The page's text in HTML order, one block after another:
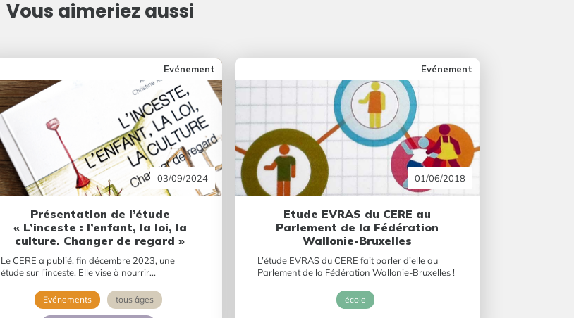
Vous aimeriez aussi
Evénement
03/09/2024
Présentation de l’étude
« L’inceste : l’enfant, la loi, la
culture. Changer de regard »
Le CERE a publié, fin décembre 2023, une
étude sur l’inceste. Elle vise à nourrir...
Evénements tous âges
Evénement
01/06/2018
Etude EVRAS du CERE au
Parlement de la Fédération
Wallonie-Bruxelles
L’étude EVRAS du CERE fait parler d’elle au
Parlement de la Fédération Wallonie-Bruxelles !
école